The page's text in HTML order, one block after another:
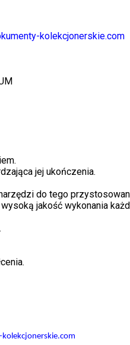
kolekcjonerskie.com
jej ukończenia.
do tego
jakość wykonania
Kup
maturę z
kupię